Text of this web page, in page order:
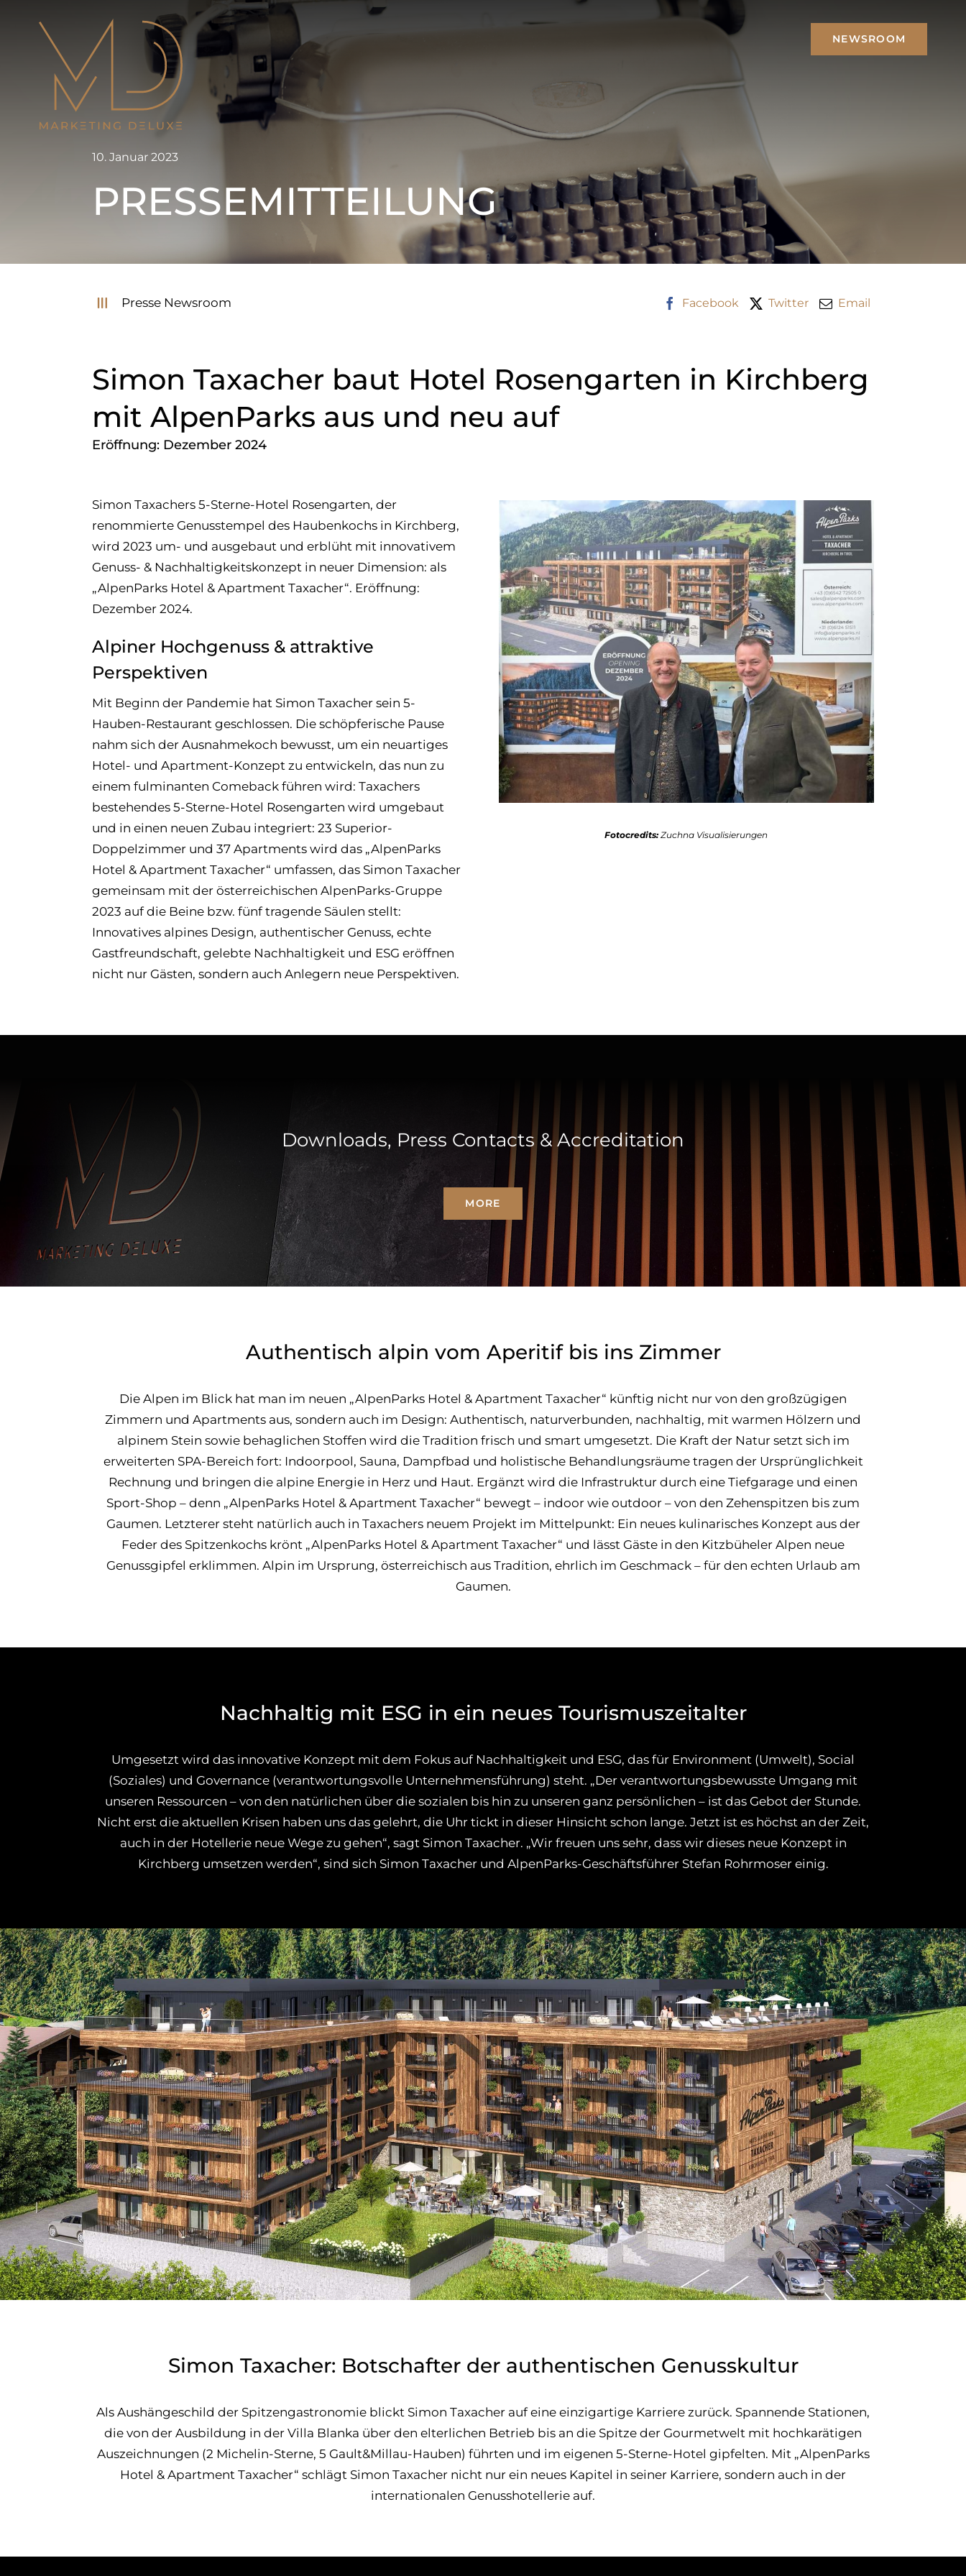
springen
NEWSROOM
10. Januar 2023
PRESSEMITTEILUNG
Presse Newsroom Facebook Twitter Email
Simon Taxacher baut Hotel Rosengarten in Kirchberg
mit AlpenParks aus und neu auf
Eröffnung: Dezember 2024
Simon Taxachers 5-Sterne-Hotel Rosengarten, der
renommierte Genusstempel des Haubenkochs in Kirchberg,
wird 2023 um- und ausgebaut und erblüht mit innovativem
Genuss- & Nachhaltigkeitskonzept in neuer Dimension: als
„AlpenParks Hotel & Apartment Taxacher“. Eröffnung:
Dezember 2024.
Alpiner Hochgenuss & attraktive
Perspektiven
Mit Beginn der Pandemie hat Simon Taxacher sein 5-
Hauben-Restaurant geschlossen. Die schöpferische Pause
nahm sich der Ausnahmekoch bewusst, um ein neuartiges
Hotel- und Apartment-Konzept zu entwickeln, das nun zu
einem fulminanten Comeback führen wird: Taxachers
bestehendes 5-Sterne-Hotel Rosengarten wird umgebaut
und in einen neuen Zubau integriert: 23 Superior-
Doppelzimmer und 37 Apartments wird das „AlpenParks
Hotel & Apartment Taxacher“ umfassen, das Simon Taxacher
gemeinsam mit der österreichischen AlpenParks-Gruppe
2023 auf die Beine bzw. fünf tragende Säulen stellt:
Innovatives alpines Design, authentischer Genuss, echte
Gastfreundschaft, gelebte Nachhaltigkeit und ESG eröffnen
nicht nur Gästen, sondern auch Anlegern neue Perspektiven.
Fotocredits:Zuchna Visualisierungen
Downloads, Press Contacts & Accreditation
MORE
Authentisch alpin vom Aperitif bis ins Zimmer
Die Alpen im Blick hat man im neuen „AlpenParks Hotel & Apartment Taxacher“ künftig nicht nur von den großzügigen
Zimmern und Apartments aus, sondern auch im Design: Authentisch, naturverbunden, nachhaltig, mit warmen Hölzern und
alpinem Stein sowie behaglichen Stoffen wird die Tradition frisch und smart umgesetzt. Die Kraft der Natur setzt sich im
erweiterten SPA-Bereich fort: Indoorpool, Sauna, Dampfbad und holistische Behandlungsräume tragen der Ursprünglichkeit
Rechnung und bringen die alpine Energie in Herz und Haut. Ergänzt wird die Infrastruktur durch eine Tiefgarage und einen
Sport-Shop – denn „AlpenParks Hotel & Apartment Taxacher“ bewegt – indoor wie outdoor – von den Zehenspitzen bis zum
Gaumen. Letzterer steht natürlich auch in Taxachers neuem Projekt im Mittelpunkt: Ein neues kulinarisches Konzept aus der
Feder des Spitzenkochs krönt „AlpenParks Hotel & Apartment Taxacher“ und lässt Gäste in den Kitzbüheler Alpen neue
Genussgipfel erklimmen. Alpin im Ursprung, österreichisch aus Tradition, ehrlich im Geschmack – für den echten Urlaub am
Gaumen.
Nachhaltig mit ESG in ein neues Tourismuszeitalter
Umgesetzt wird das innovative Konzept mit dem Fokus auf Nachhaltigkeit und ESG, das für Environment (Umwelt), Social
(Soziales) und Governance (verantwortungsvolle Unternehmensführung) steht. „Der verantwortungsbewusste Umgang mit
unseren Ressourcen – von den natürlichen über die sozialen bis hin zu unseren ganz persönlichen – ist das Gebot der Stunde.
Nicht erst die aktuellen Krisen haben uns das gelehrt, die Uhr tickt in dieser Hinsicht schon lange. Jetzt ist es höchst an der Zeit,
auch in der Hotellerie neue Wege zu gehen“, sagt Simon Taxacher. „Wir freuen uns sehr, dass wir dieses neue Konzept in
Kirchberg umsetzen werden“, sind sich Simon Taxacher und AlpenParks-Geschäftsführer Stefan Rohrmoser einig.
Simon Taxacher: Botschafter der authentischen Genusskultur
Als Aushängeschild der Spitzengastronomie blickt Simon Taxacher auf eine einzigartige Karriere zurück. Spannende Stationen,
die von der Ausbildung in der Villa Blanka über den elterlichen Betrieb bis an die Spitze der Gourmetwelt mit hochkarätigen
Auszeichnungen (2 Michelin-Sterne, 5 Gault&Millau-Hauben) führten und im eigenen 5-Sterne-Hotel gipfelten. Mit „AlpenParks
Hotel & Apartment Taxacher“ schlägt Simon Taxacher nicht nur ein neues Kapitel in seiner Karriere, sondern auch in der
internationalen Genusshotellerie auf.